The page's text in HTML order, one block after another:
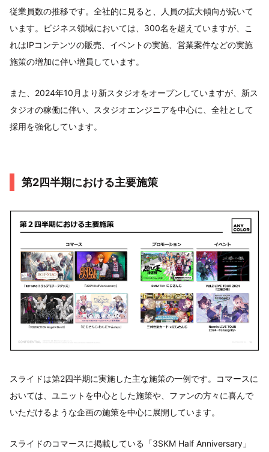
従業員数の推移です。全社的に見ると、人員の拡大傾向が続いて
います。ビジネス領域においては、300名を超えていますが、こ
れはIPコンテンツの販売、イベントの実施、営業案件などの実施
施策の増加に伴い増員しています。
また、2024年10月より新スタジオをオープンしていますが、新ス
タジオの稼働に伴い、スタジオエンジニアを中心に、全社として
採用を強化しています。
第2四半期における主要施策
スライドは第2四半期に実施した主な施策の一例です。コマースに
おいては、ユニットを中心とした施策や、ファンの方々に喜んで
いただけるような企画の施策を中心に展開しています。
スライドのコマースに掲載している「3SKM Half Anniversary」